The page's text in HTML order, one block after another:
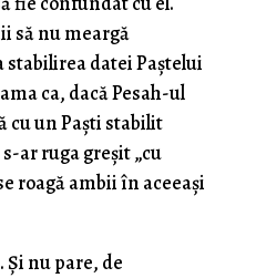
să nu meargă
datei Paștelui
ca, dacă Pesah-ul
cu un Paști stabilit
ar ruga greșit „cu
roagă ambii în aceeași
Și nu pare, de